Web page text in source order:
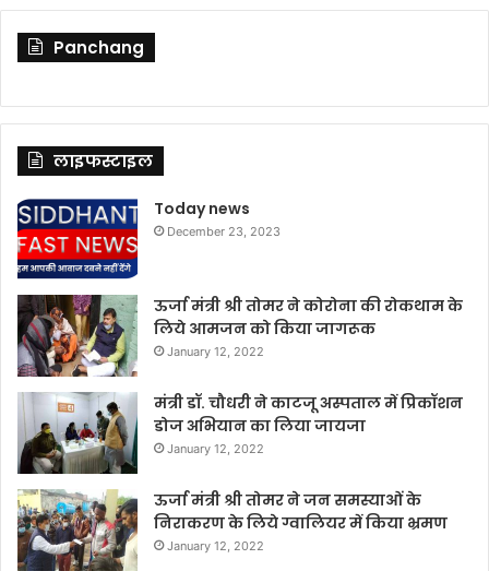
Panchang
लाइफस्टाइल
Today news
December 23, 2023
ऊर्जा मंत्री श्री तोमर ने कोरोना की रोकथाम के
लिये आमजन को किया जागरूक
January 12, 2022
मंत्री डॉ. चौधरी ने काटजू अस्पताल में प्रिकॉशन
डोज अभियान का लिया जायजा
January 12, 2022
ऊर्जा मंत्री श्री तोमर ने जन समस्याओं के
निराकरण के लिये ग्वालियर में किया भ्रमण
January 12, 2022